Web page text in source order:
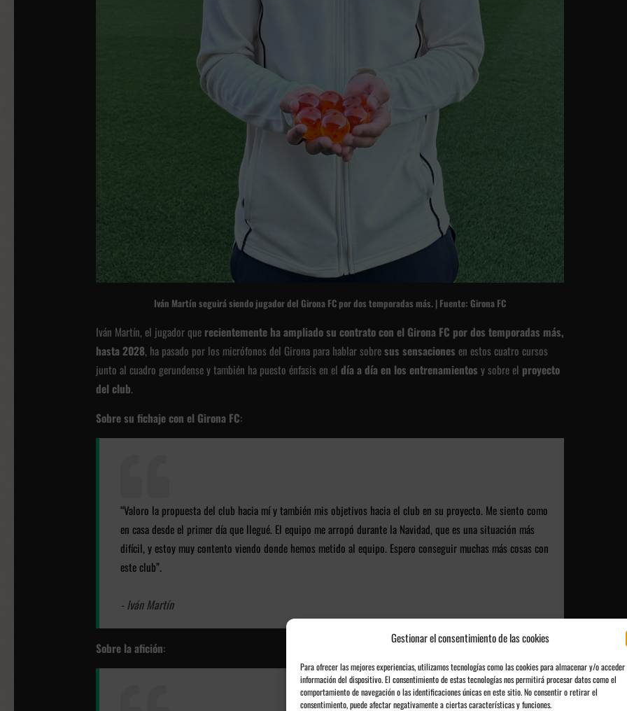
Gestionar el consentimiento de las cookies
Para ofrecer las mejores experiencias, utilizamos tecnologías como las cookies para almacenar y/o
información del dispositivo. El consentimiento de estas tecnologías nos permitirá procesar datos como el
comportamiento de navegación o las identificaciones únicas en este sitio. No consentir o retirar el
consentimiento, puede afectar negativamente a ciertas características y funciones.
Iván Martín seguirá siendo jugador del Girona FC por dos temporadas más. | Fuente: Girona FC
Iván Martín, el jugador que recientemente ha ampliado su contrato con el Girona FC por dos temporadas más,
hasta 2028, ha pasado por los micrófonos del Girona para hablar sobresus sensaciones en estos cuatro cursos
junto al cuadro gerundense y también ha puesto énfasis en el día a día en los entrenamientos y sobre el proyecto
del club.
Sobre su fichaje con el Girona FC:
“Valoro la propuesta del club hacia mí y también mis objetivos hacia el club en su proyecto. Me siento como
en casa desde el primer día que llegué. El equipo me arropó durante la Navidad, que es una situación más
difícil, y estoy muy contento viendo donde hemos metido al equipo. Espero conseguir muchas más cosas con
este club”.
- Iván Martín
Sobre la afición: